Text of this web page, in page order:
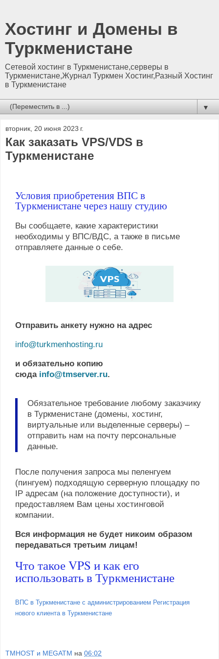
Хостинг и Домены в
Туркменистане
Сетевой хостинг в Туркменистане,серверы в
Туркменистане,Журнал Туркмен Хостинг,Разный Хостинг
в Туркменистане
▼
вторник, 20 июня 2023 г.
Как заказать VPS/VDS в
Туркменистане
Условия приобретения ВПС в
Туркменистане через нашу студию
Вы сообщаете, какие характеристики
необходимы у ВПС/ВДС, а также в письме
отправляете данные о себе.
Отправить анкету нужно на адрес
info@turkmenhosting.ru
и обязательно копию
сюда info@tmserver.ru.
Обязательное требование любому заказчику
в Туркменистане (домены, хостинг,
виртуальные или выделенные серверы) –
отправить нам на почту персональные
данные.
После получения запроса мы пеленгуем
(пингуем) подходящую серверную площадку по
IP адресам (на положение доступности), и
предоставляем Вам цены хостинговой
компании.
Вся информация не будет никоим образом
передаваться третьим лицам!
Что такое VPS и как его
использовать в Туркменистане
ВПС в Туркменистане с администрированием Регистрация
нового клиента в Туркменистане
TMHOST и MEGATM на 06:02